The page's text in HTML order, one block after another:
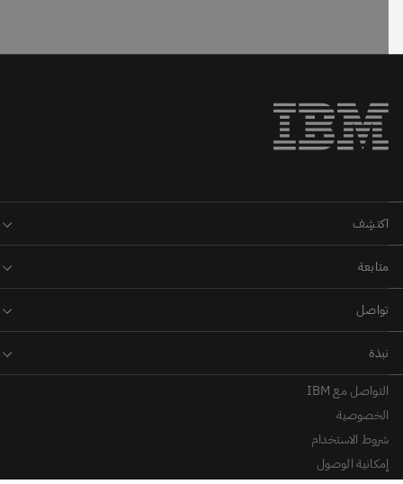
التواصل مع IBM
الخصوصية
شروط الاستخدام
إمكانية الوصول